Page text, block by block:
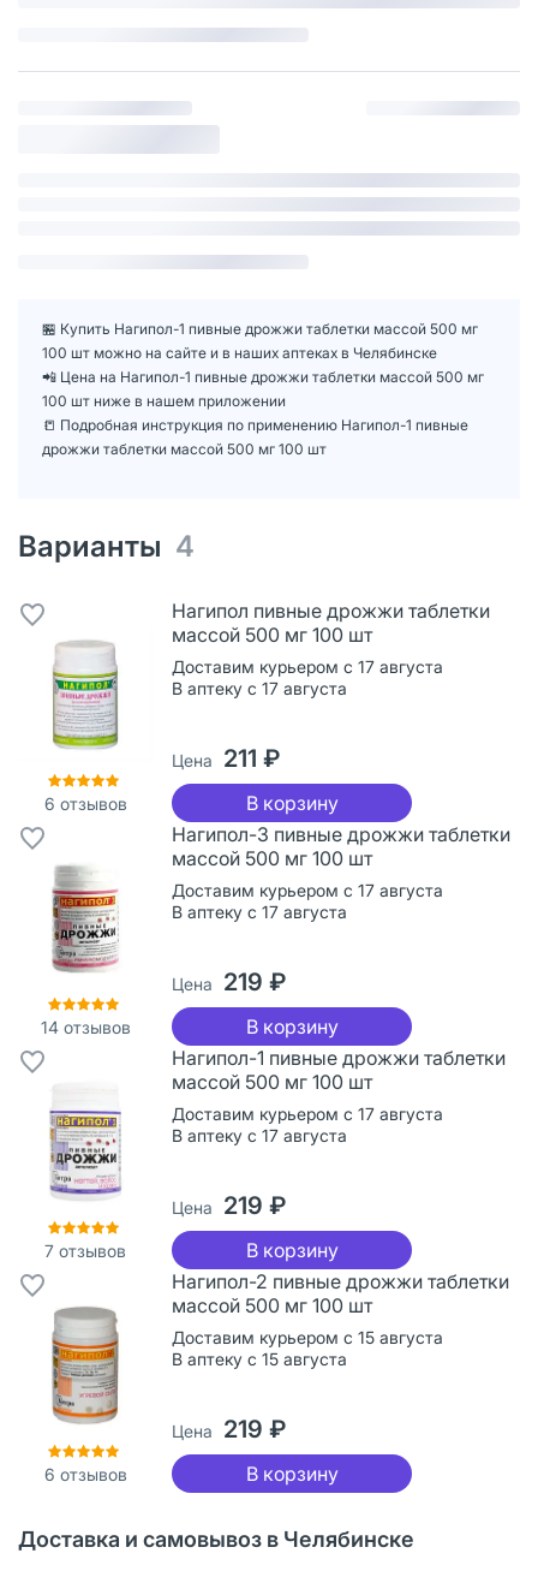
🏪 Купить Нагипол-1 пивные дрожжи таблетки массой 500 мг
100 шт можно на сайте и в наших аптеках в Челябинске
📲 Цена на Нагипол-1 пивные дрожжи таблетки массой 500 мг
100 шт ниже в нашем приложении
📒 Подробная инструкция по применению Нагипол-1 пивные
дрожжи таблетки массой 500 мг 100 шт
Варианты 4
6 отзывов
Нагипол пивные дрожжи таблетки
массой 500 мг 100 шт
Доставим курьером с 17 августа
В аптеку с 17 августа
Цена 211 ₽
В корзину
14отзывов
Нагипол-3 пивные дрожжи таблетки
массой 500 мг 100 шт
Доставим курьером с 17 августа
В аптеку с 17 августа
Цена 219 ₽
В корзину
7 отзывов
Нагипол-1 пивные дрожжи таблетки
массой 500 мг 100 шт
Доставим курьером с 17 августа
В аптеку с 17 августа
Цена 219 ₽
В корзину
6 отзывов
Нагипол-2 пивные дрожжи таблетки
массой 500 мг 100 шт
Доставим курьером с 15 августа
В аптеку с 15 августа
Цена 219 ₽
В корзину
Доставка и самовывоз в Челябинске